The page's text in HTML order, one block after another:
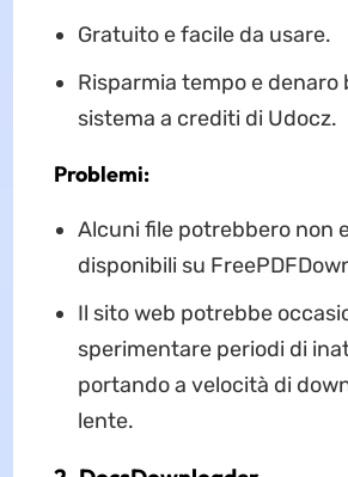
Gratuito e facile da usare.
Risparmia tempo e denaro
sistema a crediti di Udocz.
Problemi:
Alcuni file potrebbero non
disponibili su
Il sito web potrebbe
sperimentare periodi di
portando a velocità di
lente.